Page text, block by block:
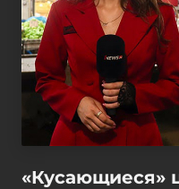
«Кусающиеся»